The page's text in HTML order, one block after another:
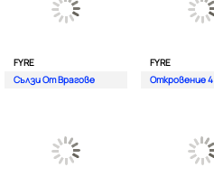
FYRE
Сълзи От Врагове
FYRE
Откровение 4